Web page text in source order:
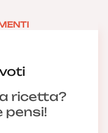
ricetta?
pensi!